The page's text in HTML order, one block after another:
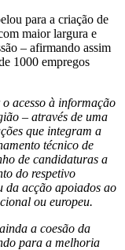
para a criação de
maior largura e
– afirmando assim
1000 empregos
acesso à informação
– através de uma
que integram a
técnico de
de candidaturas a
do respetivo
da acção apoiados ao
ou europeu.
a coesão da
para a melhoria